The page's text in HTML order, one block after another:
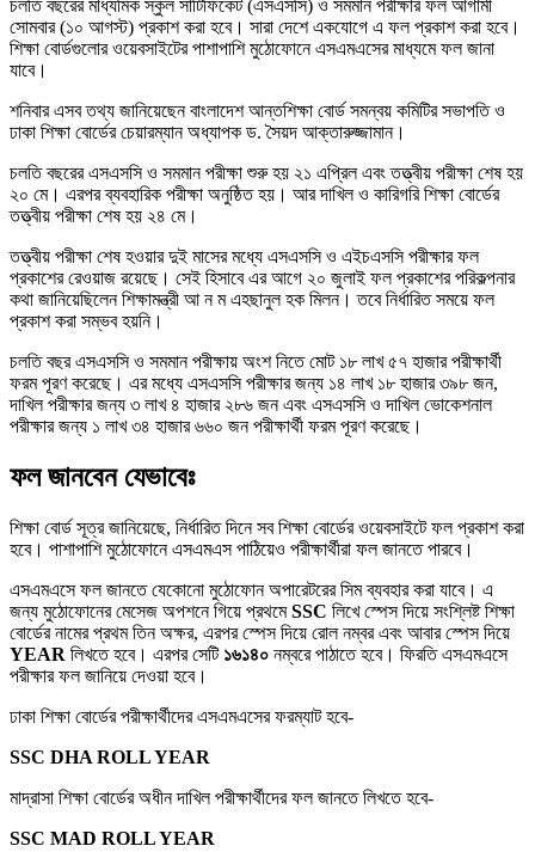
চলতি বছরের মাধ্যমিক স্কুল সার্টিফিকেট (এসএসসি) ও সমমান পরীক্ষার ফল আগামী
সোমবার (১০ আগস্ট) প্রকাশ করা হবে। সারা দেশে একযোগে এ ফল প্রকাশ করা হবে।
শিক্ষা বোর্ডগুলোর ওয়েবসাইটের পাশাপাশি মুঠোফোনে এসএমএসের মাধ্যমে ফল জানা
যাবে।
শনিবার এসব তথ্য জানিয়েছেন বাংলাদেশ আন্তশিক্ষা বোর্ড সমন্বয় কমিটির সভাপতি ও
ঢাকা শিক্ষা বোর্ডের চেয়ারম্যান অধ্যাপক ড. সৈয়দ আক্তারুজ্জামান।
চলতি বছরের এসএসসি ও সমমান পরীক্ষা শুরু হয় ২১ এপ্রিল এবং তত্ত্বীয় পরীক্ষা শেষ হয়
২০ মে। এরপর ব্যবহারিক পরীক্ষা অনুষ্ঠিত হয়। আর দাখিল ও কারিগরি শিক্ষা বোর্ডের
তত্ত্বীয় পরীক্ষা শেষ হয় ২৪ মে।
তত্ত্বীয় পরীক্ষা শেষ হওয়ার দুই মাসের মধ্যে এসএসসি ও এইচএসসি পরীক্ষার ফল
প্রকাশের রেওয়াজ রয়েছে। সেই হিসাবে এর আগে ২০ জুলাই ফল প্রকাশের পরিকল্পনার
কথা জানিয়েছিলেন শিক্ষামন্ত্রী আ ন ম এহছানুল হক মিলন। তবে নির্ধারিত সময়ে ফল
প্রকাশ করা সম্ভব হয়নি।
চলতি বছর এসএসসি ও সমমান পরীক্ষায় অংশ নিতে মোট ১৮ লাখ ৫৭ হাজার পরীক্ষার্থী
ফরম পূরণ করেছে। এর মধ্যে এসএসসি পরীক্ষার জন্য ১৪ লাখ ১৮ হাজার ৩৯৮ জন,
দাখিল পরীক্ষার জন্য ৩ লাখ ৪ হাজার ২৮৬ জন এবং এসএসসি ও দাখিল ভোকেশনাল
পরীক্ষার জন্য ১ লাখ ৩৪ হাজার ৬৬০ জন পরীক্ষার্থী ফরম পূরণ করেছে।
ফল জানবেন যেভাবেঃ
শিক্ষা বোর্ড সূত্র জানিয়েছে, নির্ধারিত দিনে সব শিক্ষা বোর্ডের ওয়েবসাইটে ফল প্রকাশ করা
হবে। পাশাপাশি মুঠোফোনে এসএমএস পাঠিয়েও পরীক্ষার্থীরা ফল জানতে পারবে।
এসএমএসে ফল জানতে যেকোনো মুঠোফোন অপারেটরের সিম ব্যবহার করা যাবে। এ
জন্য মুঠোফোনের মেসেজ অপশনে গিয়ে প্রথমেSSC লিখে স্পেস দিয়ে সংশ্লিষ্ট শিক্ষা
বোর্ডের নামের প্রথম তিন অক্ষর, এরপর স্পেস দিয়ে রোল নম্বর এবং আবার স্পেস দিয়ে
YEAR লিখতে হবে। এরপর সেটি ১৬১৪০ নম্বরে পাঠাতে হবে। ফিরতি এসএমএসে
পরীক্ষার ফল জানিয়ে দেওয়া হবে।
ঢাকা শিক্ষা বোর্ডের পরীক্ষার্থীদের এসএমএসের ফরম্যাট হবে-
SSC DHA ROLL YEAR
মাদ্রাসা শিক্ষা বোর্ডের অধীন দাখিল পরীক্ষার্থীদের ফল জানতে লিখতে হবে-
SSC MAD ROLL YEAR